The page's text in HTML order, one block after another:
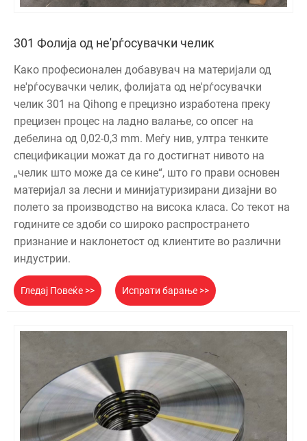
301 Фолија од не'рѓосувачки челик
Како професионален добавувач на материјали од
не'рѓосувачки челик, фолијата од не'рѓосувачки
челик 301 на Qihong е прецизно изработена преку
прецизен процес на ладно валање, со опсег на
дебелина од 0,02-0,3 mm. Меѓу нив, ултра тенките
спецификации можат да го достигнат нивото на
„челик што може да се кине“, што го прави основен
материјал за лесни и минијатуризирани дизајни во
полето за производство на висока класа. Со текот на
годините се здоби со широко распространето
признание и наклонетост од клиентите во различни
индустрии.
Гледај Повеќе >> Испрати барање >>